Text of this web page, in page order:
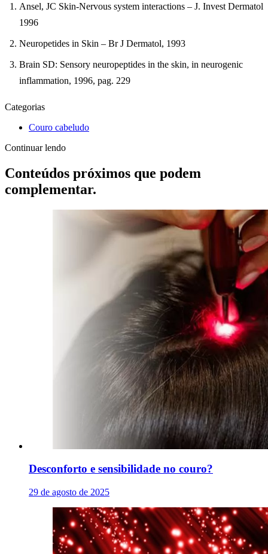
Ansel, JC Skin-Nervous system interactions – J. Invest Dermatol
1996
Neuropetides in Skin – Br J Dermatol, 1993
Brain SD: Sensory neuropeptides in the skin, in neurogenic
inflammation, 1996, pag. 229
Categorias
Couro cabeludo
Continuar lendo
Conteúdos próximos que podem
complementar.
Desconforto e sensibilidade no couro?
29 de agosto de 2025